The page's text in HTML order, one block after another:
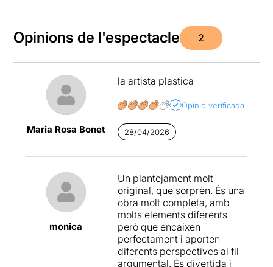
Opinions de l'espectacle 2
Maria Rosa Bonet
la artista plastica
Opinió verificada
28/04/2026
monica
Un plantejament molt
original, que sorprèn. És una
obra molt completa, amb
molts elements diferents
però que encaixen
perfectament i aporten
diferents perspectives al fil
argumental. És divertida i